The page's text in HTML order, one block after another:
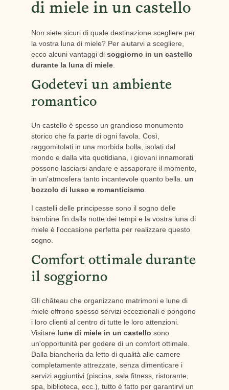
di miele in un castello
Non siete sicuri di quale destinazione scegliere per
la vostra luna di miele? Per aiutarvi a scegliere,
ecco alcuni vantaggi di soggiorno in un castello
durante la luna di miele.
Godetevi un ambiente
romantico
Un castello è spesso un grandioso monumento
storico che fa parte di ogni favola. Così,
raggomitolati in una morbida bolla, isolati dal
mondo e dalla vita quotidiana, i giovani innamorati
possono lasciarsi andare e assaporare il momento,
in un'atmosfera tanto incantevole quanto bella. un
bozzolo di lusso e romanticismo
I castelli delle principesse sono il sogno delle
bambine fin dalla notte dei tempi e la vostra luna di
miele è l'occasione perfetta per realizzare questo
sogno.
Comfort ottimale durante
il soggiorno
Gli château che organizzano matrimoni e lune di
miele offrono spesso servizi eccezionali e pongono
i loro clienti al centro di tutte le loro attenzioni.
Visitare lune di miele in un castello sono
un'opportunità per godere di un comfort ottimale.
Dalla biancheria da letto di qualità alle camere
completamente attrezzate, senza dimenticare i
servizi aggiuntivi (piscina, sala fitness, ristorante,
spa, biblioteca, ecc.), tutto è fatto per garantirvi un